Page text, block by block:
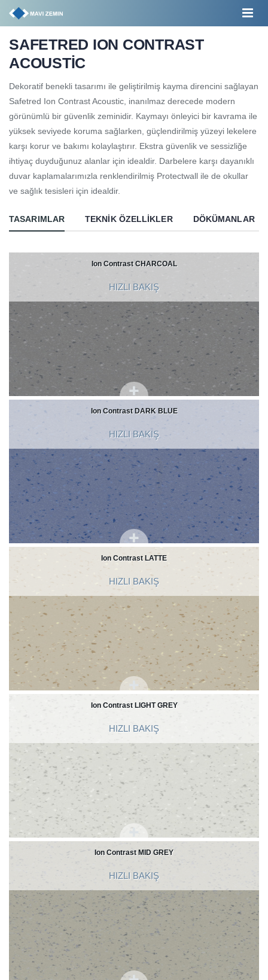
SAFETRED ION CONTRAST
ACOUSTİC
Dekoratif benekli tasarımı ile geliştirilmiş kayma direncini sağlayan
Safetred Ion Contrast Acoustic, inanılmaz derecede modern
görünümlü bir güvenlik zeminidir. Kaymayı önleyici bir kavrama ile
yüksek seviyede koruma sağlarken, güçlendirilmiş yüzeyi lekelere
karşı korur ve bakımı kolaylaştırır. Ekstra güvenlik ve sessizliğe
ihtiyaç duyduğunuz alanlar için idealdir. Darbelere karşı dayanıklı
duvar kaplamalarımızla renklendirilmiş Protectwall ile de okullar
ve sağlık tesisleri için idealdir.
TASARIMLAR TEKNIK ÖZELLIKLER DÖKÜMANLAR
Ion Contrast CHARCOAL
HIZLI BAKIŞ
Ion Contrast DARK BLUE
HIZLI BAKIŞ
Ion Contrast LATTE
HIZLI BAKIŞ
Ion Contrast LIGHT GREY
HIZLI BAKIŞ
Ion Contrast MID GREY
HIZLI BAKIŞ